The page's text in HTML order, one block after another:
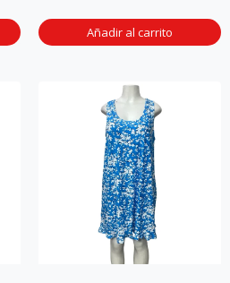
Añadir al carrito